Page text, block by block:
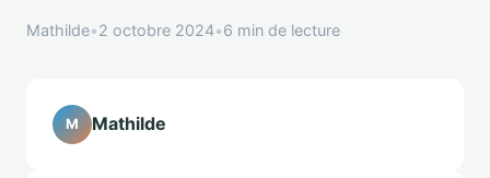
Mathilde•2 octobre 2024•6 min de lecture
M Mathilde